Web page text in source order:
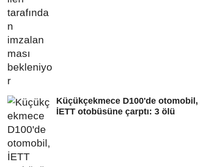
Küçükçekmece D100'de otomobil,
İETT otobüsüne çarptı: 3 ölü